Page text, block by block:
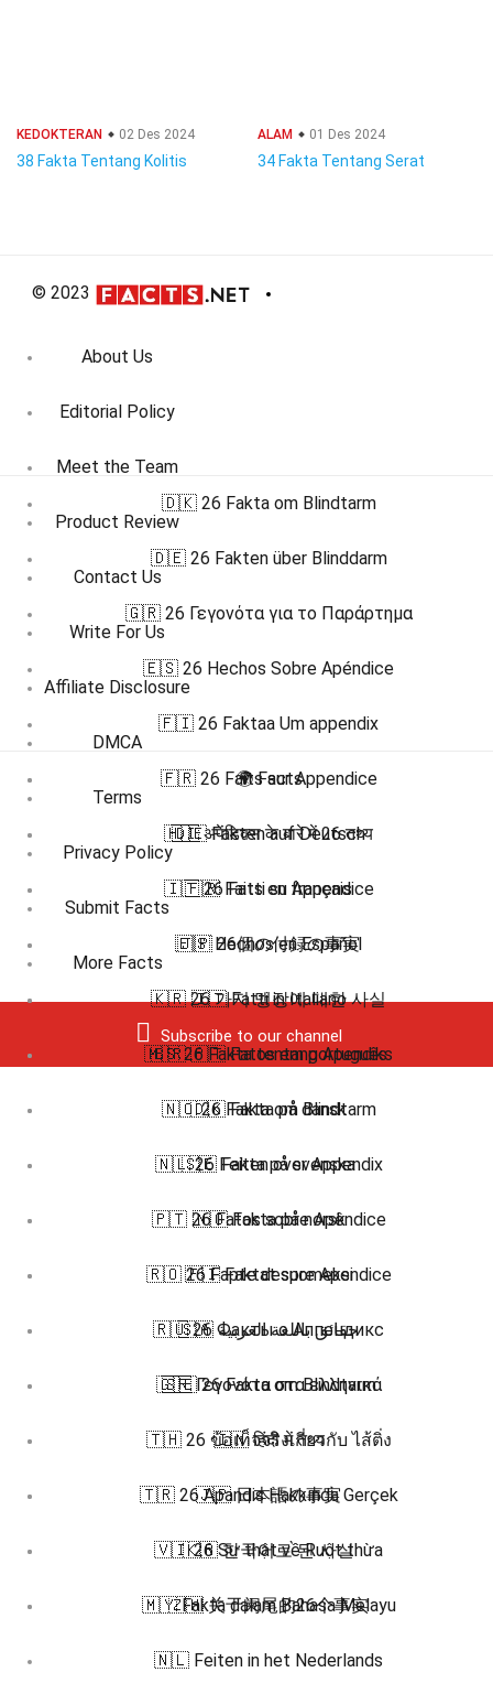
KEDOKTERAN 02 Des 2024
38 Fakta Tentang Kolitis
ALAM 01 Des 2024
34 Fakta Tentang Serat
© 2023
About Us
Editorial Policy
Meet the Team
Product Review
Contact Us
Write For Us
Affiliate Disclosure
DMCA
Terms
Privacy Policy
Submit Facts
More Facts
Subscribe to our channel
🇩🇰 26 Fakta om Blindtarm
🇩🇪 26 Fakten über Blinddarm
🇬🇷 26 Γεγονότα για το Παράρτημα
🇪🇸 26 Hechos Sobre Apéndice
🇫🇮 26 Faktaa Um appendix
🇫🇷 26 Faits sur Appendice
🇭🇮 अपेंडिक्स के बारे में 26 तथ्य
🇮🇹 26 Fatti su Appendice
🇯🇵 26個の付録の事実
🇰🇷 26 가지 맹장에 대한 사실
🇲🇸 26 Fakta tentang Apendiks
🇳🇴 26 Fakta om Blindtarm
🇳🇱 26 Feiten over Appendix
🇵🇹 26 Fatos sobre Apêndice
🇷🇴 26 Fapte despre Apendice
🇷🇺 26 Факты о Аппендикс
🇸🇪 26 Fakta om Blindtarm
🇹🇭 26 ข้อเท็จจริงเกี่ยวกับ ไส้ติ่ง
🇹🇷 26 Apandis Hakkında Gerçek
🇻🇮 26 Sự thật về Ruột thừa
🇿🇭 关于阑尾的26个事实
🌍 Facts
🇩🇪 Fakten auf Deutsch
🇫🇷 Faits en français
🇪🇸 Hechos en Español
🇮🇹 Fatti in Italiano
🇧🇷 🇵🇹 Fatos em português
🇩🇰 Fakta på dansk
🇸🇪 Fakta på svenska
🇳🇴 Fakta på norsk
🇫🇮 Faktat suomeksi
🇸🇦 حقائق باللغة العربية
🇬🇷 Γεγονότα στα ελληνικά
🇮🇳 हिंदी में तथ्य
🇯🇵 日本語の事実
🇰🇷 한국어로 된 사실
🇲🇾 Fakta dalam Bahasa Melayu
🇳🇱 Feiten in het Nederlands